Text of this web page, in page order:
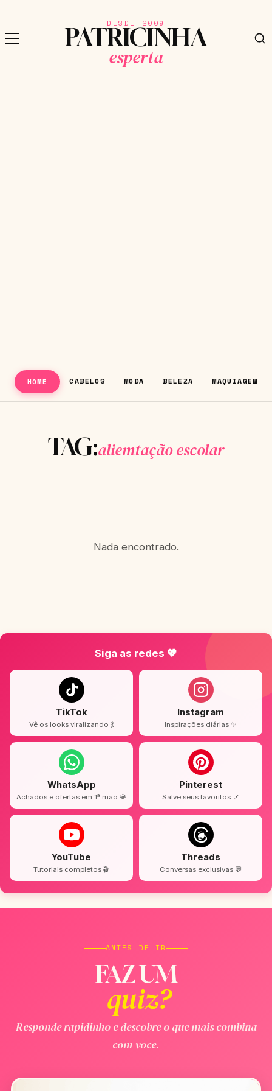
DESDE 2009
PATRICINHA
esperta
HOME CABELOS MODA BELEZA MAQUIAGEM
TAG:aliemtação escolar
Nada encontrado.
Siga as redes 💖
TikTok
Vê os looks viralizando 💃
Instagram
Inspirações diárias ✨
WhatsApp
Achados e ofertas em 1ª mão 💎
Pinterest
Salve seus favoritos 📌
YouTube
Tutoriais completos 🎬
Threads
Conversas exclusivas 💬
ANTES DE IR
FAZ UM
quiz?
Responde rapidinho e descobre o que mais combina
com voce.